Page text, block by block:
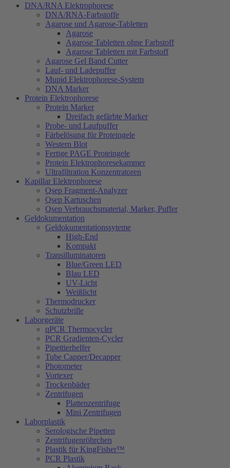
DNA/RNA Elektrophorese
DNA/RNA-Farbstoffe
Agarose und Agarose-Tabletten
Agarose
Agarose Tabletten ohne Farbstoff
Agarose Tabletten mit Farbstoff
Agarose Gel Band Cutter
Lauf- und Ladepuffer
Mupid Elektrophorese-System
DNA Marker
Protein Elektrophorese
Protein Marker
Dreifach gefärbte Marker
Probe- und Laufpuffer
Färbelösung für Proteingele
Western Blot
Fertige PAGE Proteingele
Protein Elektrophoresekammer
Ultrafiltration Konzentratoren
Kapillar Elektrophorese
Qsep Fragment-Analyzer
Qsep Kartuschen
Qsep Verbrauchsmaterial, Marker, Puffer
Geldokumentation
Geldokumentationssyteme
High-End
Kompakt
Transilluminatoren
Blue/Green LED
Blau LED
UV-Licht
Weißlicht
Thermodrucker
Schutzbrille
Laborgeräte
qPCR Thermocycler
PCR Gradienten-Cycler
Pipettierhelfer
Tube Capper/Decapper
Photometer
Vortexer
Trockenbäder
Zentrifugen
Plattenzentrifuge
Mini Zentrifugen
Laborplastik
Serologische Pipetten
Zentrifugenröhrchen
Plastik für KingFisher™
PCR Plastik